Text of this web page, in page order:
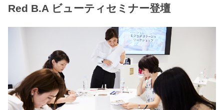
Red B.A ビューティセミナー登壇